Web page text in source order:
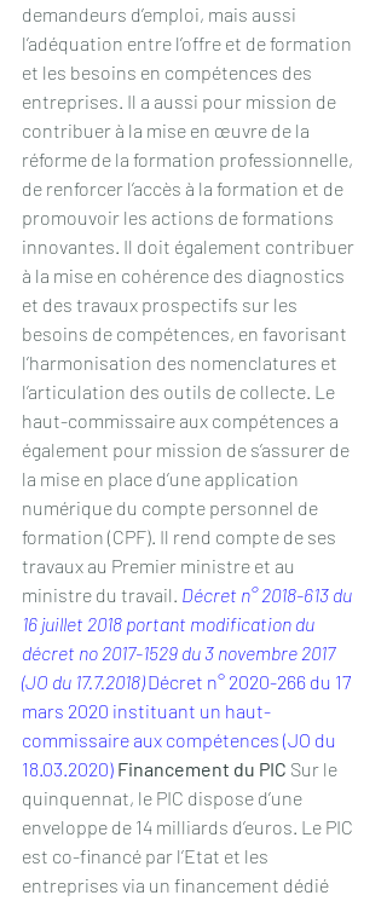
demandeurs d’emploi, mais aussi
l’adéquation entre l’offre et de formation
et les besoins en compétences des
entreprises. Il a aussi pour mission de
contribuer à la mise en œuvre de la
réforme de la formation professionnelle,
de renforcer l’accès à la formation et de
promouvoir les actions de formations
innovantes. Il doit également contribuer
à la mise en cohérence des diagnostics
et des travaux prospectifs sur les
besoins de compétences, en favorisant
l’harmonisation des nomenclatures et
l’articulation des outils de collecte. Le
haut-commissaire aux compétences a
également pour mission de s’assurer de
la mise en place d’une application
numérique du compte personnel de
formation (CPF). Il rend compte de ses
travaux au Premier ministre et au
ministre du travail. Décret n° 2018-613 du
16 juillet 2018 portant modification du
décret no 2017-1529 du 3 novembre 2017
(JO du 17.7.2018) Décret n° 2020-266 du 17
mars 2020 instituant un haut-
commissaire aux compétences (JO du
18.03.2020) Financement du PIC Sur le
quinquennat, le PIC dispose d’une
enveloppe de 14 milliards d’euros. Le PIC
est co-financé par l’Etat et les
entreprises via un financement dédié